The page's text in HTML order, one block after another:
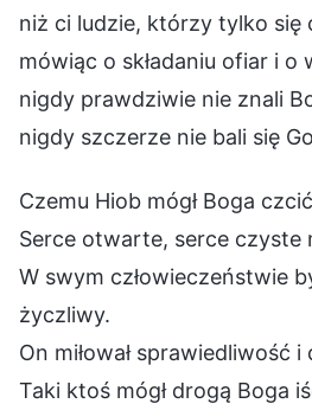
niż ci ludzie, którzy tylko się
mówiąc o składaniu ofiar i o
nigdy prawdziwie nie znali
nigdy szczerze nie bali się
Czemu Hiob mógł Boga
Serce otwarte, serce czyste
W swym człowieczeństwie
życzliwy.
On miłował sprawiedliwość i
Taki ktoś mógł drogą Boga